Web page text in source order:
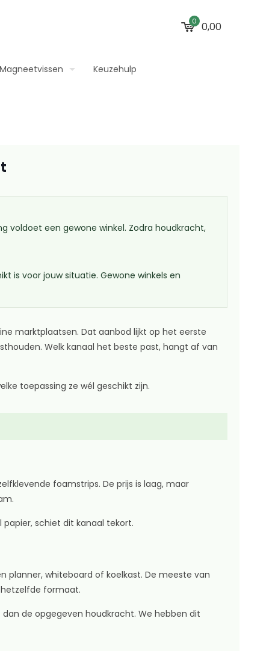
0 0,00
Magneetvissen Keuzehulp
een gewone winkel. Zodra houdkracht,
is voor jouw situatie. Gewone winkels en
marktplaatsen. Dat aanbod lijkt op het eerste
Welk kanaal het beste past, hangt af van
toepassing ze wél geschikt zijn.
foamstrips. De prijs is laag, maar
schiet dit kanaal tekort.
whiteboard of koelkast. De meeste van
formaat.
de opgegeven houdkracht. We hebben dit